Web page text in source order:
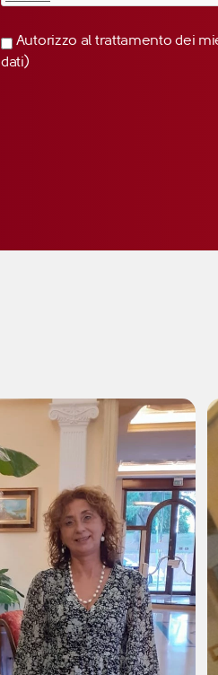
Autorizzo al trattamento dei
dati)